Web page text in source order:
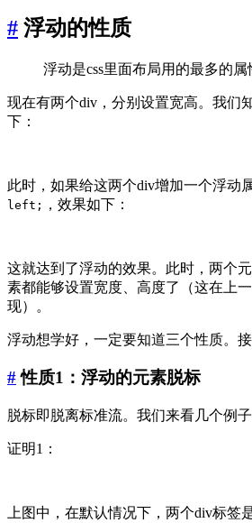
# 浮动的性质
浮动是css里面布局用的最多的属
现在有两个div，分别设置宽高。我们
下：
此时，如果给这两个div增加一个浮动
left;
，效果如下：
这就达到了浮动的效果。此时，两个
素都能够设置宽度、高度了（这在上
现）。
浮动想学好，一定要知道三个性质。接
#性质1：浮动的元素脱标
脱标即脱离标准流。我们来看几个例子
证明1：
上图中，在默认情况下，两个div标签